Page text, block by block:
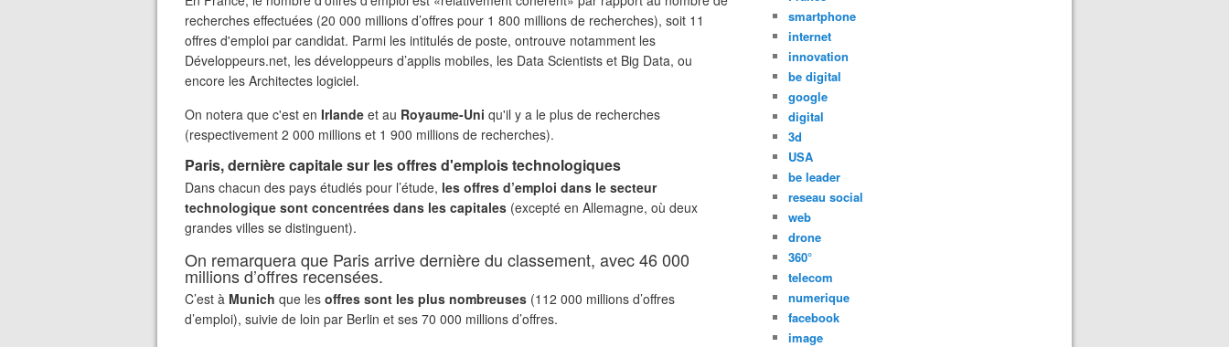
recherches effectuées (20 000 millions d’offres pour 1 800 millions de recherches), soit 11
offres d'emploi par candidat. Parmi les intitulés de poste, ontrouve notamment les
Développeurs.net, les développeurs d’applis mobiles, les Data Scientists et Big Data, ou
encore les Architectes logiciel.
On notera que c'est en Irlande et au Royaume-Uni qu'il y a le plus de recherches
(respectivement 2 000 millions et 1 900 millions de recherches).
Paris, dernière capitale sur les offres d'emplois technologiques
Dans chacun des pays étudiés pour l’étude, les offres d’emploi dans le secteur
technologique sont concentrées dans les capitales (excepté en Allemagne, où deux
grandes villes se distinguent).
On remarquera que Paris arrive dernière du classement, avec 46 000
millions d’offres recensées.
C’est à Munich que les offres sont les plus nombreuses (112 000 millions d’offres
d’emploi), suivie de loin par Berlin et ses 70 000 millions d’offres.
smartphone
internet
innovation
be digital
google
digital
3d
USA
be leader
reseau social
web
drone
360°
telecom
numerique
facebook
image